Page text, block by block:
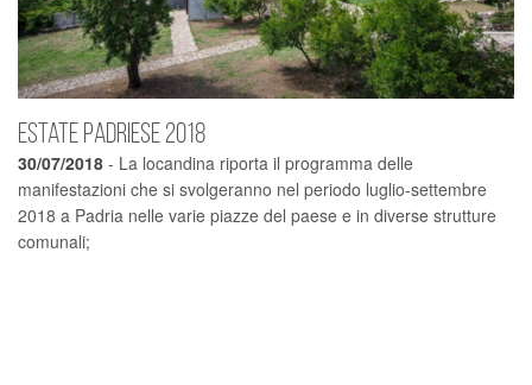
Estate Padriese 2018
30/07/2018 - La locandina riporta il programma delle
manifestazioni che si svolgeranno nel periodo luglio-settembre
2018 a Padria nelle varie piazze del paese e in diverse strutture
comunali;